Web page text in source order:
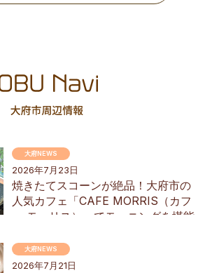
2026年7月23日
焼きたてスコーンが絶品！大府市の
人気カフェ「CAFE MORRIS（カフ
ェ モーリス）」でモーニングを堪能
大府NEWS
2026年7月21日
大府NEWS